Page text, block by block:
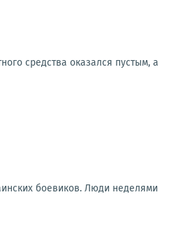
средства оказался пустым, а
боевиков. Люди неделями